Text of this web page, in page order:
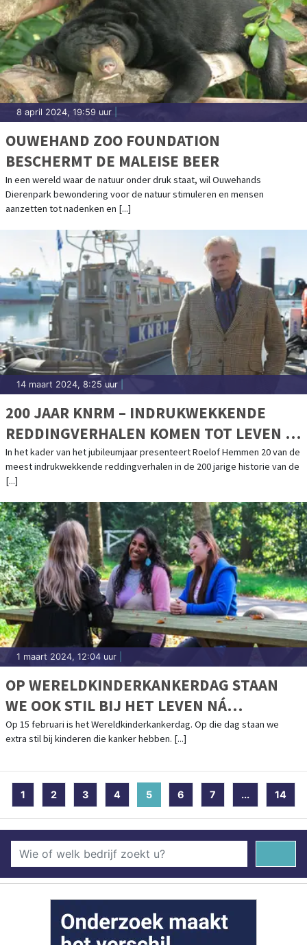
8 april 2024, 19:59 uur
OUWEHAND ZOO FOUNDATION
BESCHERMT DE MALEISE BEER
In een wereld waar de natuur onder druk staat, wil Ouwehands
Dierenpark bewondering voor de natuur stimuleren en mensen
aanzetten tot nadenken en [...]
14 maart 2024, 8:25 uur
200 JAAR KNRM – INDRUKWEKKENDE
REDDINGVERHALEN KOMEN TOT LEVEN IN
PODCASTSERIE MET ROELOF HEMMEN
In het kader van het jubileumjaar presenteert Roelof Hemmen 20 van de
meest indrukwekkende reddingverhalen in de 200 jarige historie van de
[...]
1 maart 2024, 12:04 uur
OP WERELDKINDERKANKERDAG STAAN
WE OOK STIL BIJ HET LEVEN NÁ
KINDERKANKER
Op 15 februari is het Wereldkinderkankerdag. Op die dag staan we
extra stil bij kinderen die kanker hebben. [...]
1 2 3 4 5 (current)
6 7 ... 14